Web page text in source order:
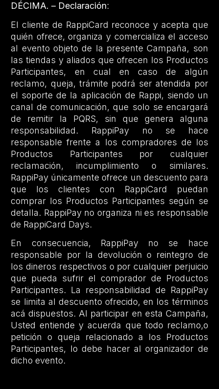
DÉCIMA. – Declaración:
El cliente de RappiCard reconoce y acepta que
quién ofrece, organiza y comercializa el acceso
al evento objeto de la presente Campaña, son
las tiendas y aliados que ofrecen los Productos
Participantes, en cual en caso de algún
reclamo, queja, trámite podrá ser atendida por
el soporte de la aplicación de Rappi, siendo un
canal de comunicación, que solo se encargará
de remitir la PQRS, sin que genera alguna
responsabilidad. RappiPay no se hace
responsable frente a los compradores de los
Productos Participantes por cualquier
reclamación, incumplimiento o similares.
RappiPay únicamente ofrece un descuento para
que los clientes con RappiCard puedan
comprar los Productos Participantes según se
detalla. RappiPay no organiza ni es responsable
de RappiCard Days.
En consecuencia, RappiPay no se hace
responsable por la devolución o reintegro de
los dineros respectivos o por cualquier perjuicio
que pueda sufrir el comprador de Productos
Participantes. La responsabilidad de RappiPay
se limita al descuento ofrecido, en los términos
acá dispuestos. Al participar en esta Campaña,
Usted entiende y acuerda que todo reclamo,o
petición o queja relacionado a los Productos
Participantes, lo debe hacer al organizador de
dicho evento.